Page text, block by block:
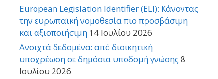
European Legislation Identifier (ELI): Κάνοντας
την ευρωπαϊκή νομοθεσία πιο προσβάσιμη
και αξιοποιήσιμη 14 Ιουλίου 2026
Ανοιχτά δεδομένα: από διοικητική
υποχρέωση σε δημόσια υποδομή γνώσης 8
Ιουλίου 2026